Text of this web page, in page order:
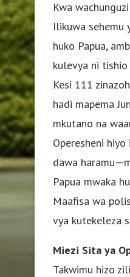
Kwa
Ilikuwa sehemu
huko Papua,
kulevya ni
Kesi 111
hadi mapema
mkutano na
Operesheni
dawa
Papua mwaka
Maafisa wa
vya kutekeleza
Miezi Sita ya
Takwimu hizo